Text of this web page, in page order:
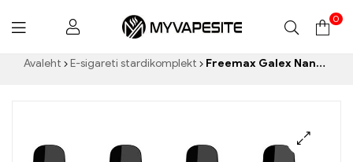
Myvapesite.de
0
Avaleht E-sigareti stardikomplekt Freemax Galex Nano 2 Pod-System-Kit